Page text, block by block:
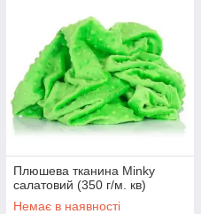
Плюшева тканина Minky
салатовий (350 г/м. кв)
Немає в наявності